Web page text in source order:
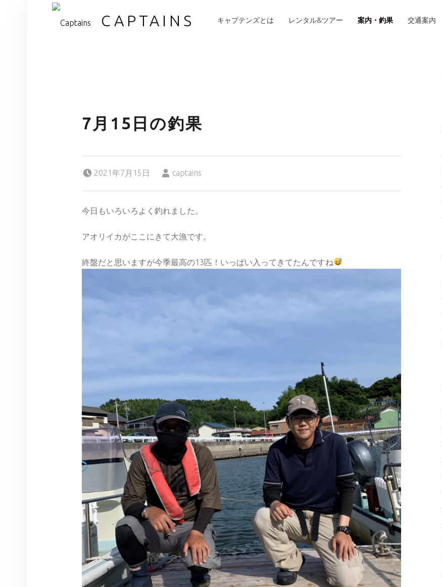
CAPTAINS キャプテンズとは レンタル&ツアー 案内・釣果 交通案内
7月15日の釣果
2021年7月15日
captains
今日もいろいろよく釣れました。
アオリイカがここにきて大漁です。
終盤だと思いますが今季最高の13匹！いっぱい入ってきてたんですね